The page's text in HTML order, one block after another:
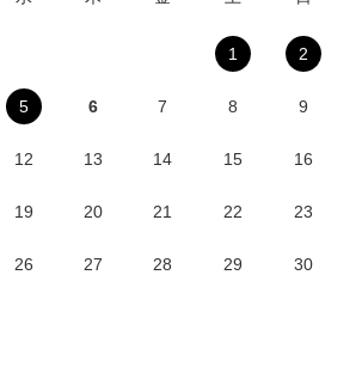
1 2
5 6 7 8 9
12 13 14 15 16
19 20 21 22 23
26 27 28 29 30